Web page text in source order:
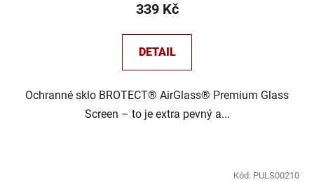
339 Kč
DETAIL
Ochranné sklo BROTECT® AirGlass® Premium Glass
Screen – to je extra pevný a...
Kód: PULS00210